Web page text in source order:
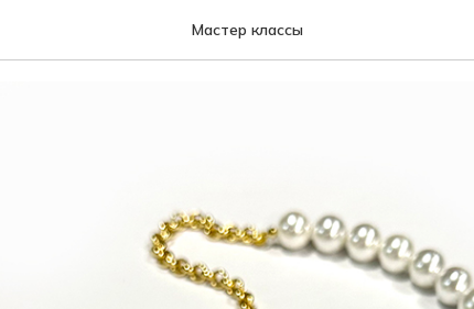
Мастер классы
с цепочкой